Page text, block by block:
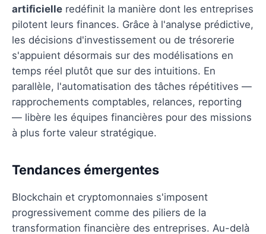
artificielle redéfinit la manière dont les entreprises
pilotent leurs finances. Grâce à l'analyse prédictive,
les décisions d'investissement ou de trésorerie
s'appuient désormais sur des modélisations en
temps réel plutôt que sur des intuitions. En
parallèle, l'automatisation des tâches répétitives —
rapprochements comptables, relances, reporting
— libère les équipes financières pour des missions
à plus forte valeur stratégique.
Tendances émergentes
Blockchain et cryptomonnaies s'imposent
progressivement comme des piliers de la
transformation financière des entreprises. Au-delà